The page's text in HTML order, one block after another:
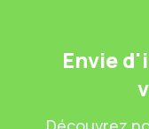
Envie